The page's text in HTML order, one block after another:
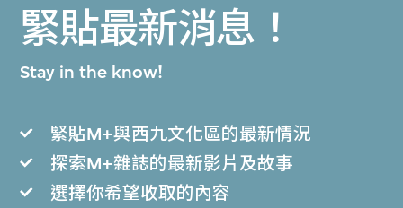
緊貼最新消息！
Stay in the know!
緊貼M+與西九文化區的最新情況
探索M+雜誌的最新影片及故事
選擇你希望收取的內容